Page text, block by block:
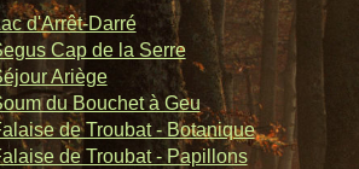
d'Arrêt-Darré
Cap de la Serre
Ariège
du Bouchet à Geu
de Troubat - Botanique
de Troubat - Papillons